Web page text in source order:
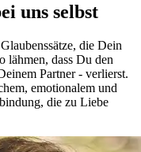
uns selbst
die Dein
lähmen, dass Du den
Partner - verlierst.
emotionalem und
die zu Liebe